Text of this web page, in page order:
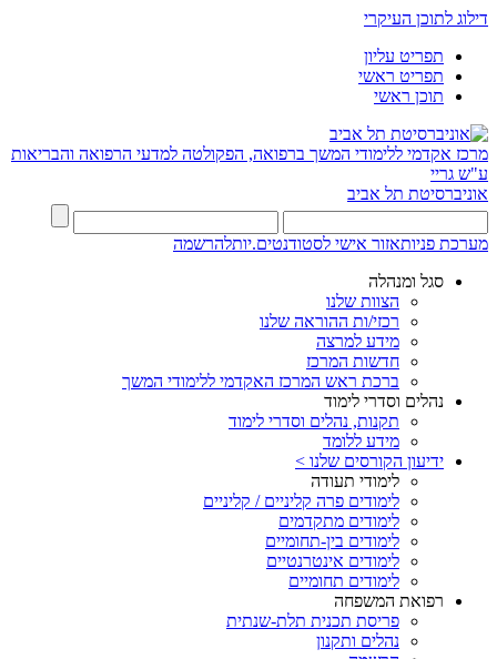
דילוג לתוכן העיקרי
תפריט עליון
תפריט ראשי
תוכן ראשי
מרכז אקדמי ללימודי המשך ברפואה, הפקולטה למדעי הרפואה והבריאות
ע"ש גריי
אוניברסיטת תל אביב
מערכת פניותאזור אישי לסטודנטים.יותלהרשמה
סגל ומנהלה
הצוות שלנו
רכזי/ות ההוראה שלנו
מידע למרצה
חדשות המרכז
ברכת ראש המרכז האקדמי ללימודי המשך
נהלים וסדרי לימוד
תקנות, נהלים וסדרי לימוד
מידע ללומד
ידיעון הקורסים שלנו >
לימודי תעודה
לימודים פרה קליניים / קליניים
לימודים מתקדמים
לימודים בין-תחומיים
לימודים אינטרנטיים
לימודים תחומיים
רפואת המשפחה
פריסת תכנית תלת-שנתית
נהלים ותקנון